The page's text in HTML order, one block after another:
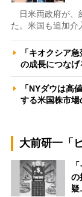
日米両政府が、
た。米国も追加介
「キオクシア
の成長につな
「NYダウは高
する米国株市
大前研一「
の